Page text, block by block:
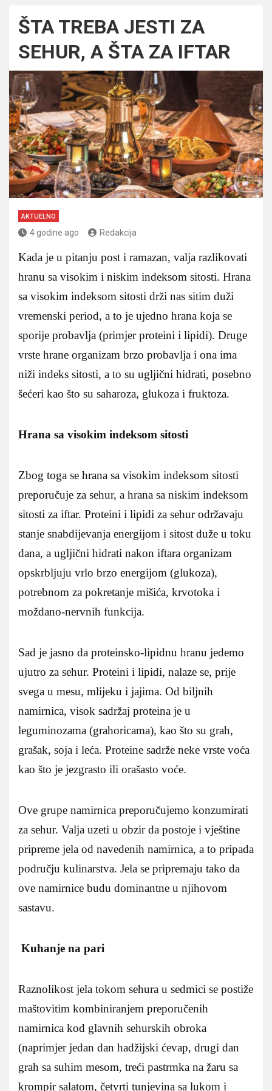
ŠTA TREBA JESTI ZA
SEHUR, A ŠTA ZA IFTAR
AKTUELNO
4 godine ago Redakcija
Kada je u pitanju post i ramazan, valja razlikovati
hranu sa visokim i niskim indeksom sitosti. Hrana
sa visokim indeksom sitosti drži nas sitim duži
vremenski period, a to je ujedno hrana koja se
sporije probavlja (primjer proteini i lipidi). Druge
vrste hrane organizam brzo probavlja i ona ima
niži indeks sitosti, a to su ugljični hidrati, posebno
šećeri kao što su saharoza, glukoza i fruktoza.
Hrana sa visokim indeksom sitosti
Zbog toga se hrana sa visokim indeksom sitosti
preporučuje za sehur, a hrana sa niskim indeksom
sitosti za iftar. Proteini i lipidi za sehur održavaju
stanje snabdijevanja energijom i sitost duže u toku
dana, a ugljični hidrati nakon iftara organizam
opskrbljuju vrlo brzo energijom (glukoza),
potrebnom za pokretanje mišića, krvotoka i
moždano-nervnih funkcija.
Sad je jasno da proteinsko-lipidnu hranu jedemo
ujutro za sehur. Proteini i lipidi, nalaze se, prije
svega u mesu, mlijeku i jajima. Od biljnih
namirnica, visok sadržaj proteina je u
leguminozama (grahoricama), kao što su grah,
grašak, soja i leća. Proteine sadrže neke vrste voća
kao što je jezgrasto ili orašasto voće.
Ove grupe namirnica preporučujemo konzumirati
za sehur. Valja uzeti u obzir da postoje i vještine
pripreme jela od navedenih namirnica, a to pripada
području kulinarstva. Jela se pripremaju tako da
ove namirnice budu dominantne u njihovom
sastavu.
Kuhanje na pari
Raznolikost jela tokom sehura u sedmici se postiže
maštovitim kombiniranjem preporučenih
namirnica kod glavnih sehurskih obroka
(naprimjer jedan dan hadžijski ćevap, drugi dan
grah sa suhim mesom, treći pastrmka na žaru sa
krompir salatom, četvrti tunjevina sa lukom i